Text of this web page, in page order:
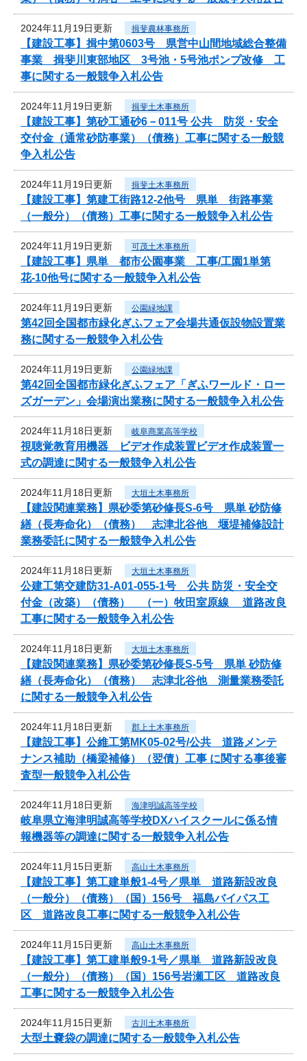
2024年11月19日更新 揖斐農林事務所
【建設工事】揖中第0603号 県営中山間地域総合整備
事業 揖斐川東部地区 3号池・5号池ポンプ改修 工
事に関する一般競争入札公告
2024年11月19日更新 揖斐土木事務所
【建設工事】第砂工通砂6－011号 公共 防災・安全
交付金（通常砂防事業）（債務）工事に関する一般競
争入札公告
2024年11月19日更新 揖斐土木事務所
【建設工事】第建工街路12-2他号 県単 街路事業
（一般分）（債務）工事に関する一般競争入札公告
2024年11月19日更新 可茂土木事務所
【建設工事】県単 都市公園事業 工事/工園1単第
花-10他号に関する一般競争入札公告
2024年11月19日更新 公園緑地課
第42回全国都市緑化ぎふフェア会場共通仮設物設置業
務に関する一般競争入札公告
2024年11月19日更新 公園緑地課
第42回全国都市緑化ぎふフェア「ぎふワールド・ロー
ズガーデン」会場演出業務に関する一般競争入札公告
2024年11月18日更新 岐阜商業高等学校
視聴覚教育用機器 ビデオ作成装置ビデオ作成装置一
式の調達に関する一般競争入札公告
2024年11月18日更新 大垣土木事務所
【建設関連業務】県砂委第砂修長S-6号 県単 砂防修
繕（長寿命化）（債務） 志津北谷他 堰堤補修設計
業務委託に関する一般競争入札公告
2024年11月18日更新 大垣土木事務所
公建工第交建防31-A01-055-1号 公共 防災・安全交
付金（改築）（債務） （一）牧田室原線 道路改良
工事に関する一般競争入札公告
2024年11月18日更新 大垣土木事務所
【建設関連業務】県砂委第砂修長S-5号 県単 砂防修
繕（長寿命化）（債務） 志津北谷他 測量業務委託
に関する一般競争入札公告
2024年11月18日更新 郡上土木事務所
【建設工事】公維工第MK05-02号/公共 道路メンテ
ナンス補助（橋梁補修）（翌債）工事 に関する事後審
査型一般競争入札公告
2024年11月18日更新 海津明誠高等学校
岐阜県立海津明誠高等学校DXハイスクールに係る情
報機器等の調達に関する一般競争入札公告
2024年11月15日更新 高山土木事務所
【建設工事】第工建単般1-4号／県単 道路新設改良
（一般分）（債務）（国）156号 福島バイパス工
区 道路改良工事に関する一般競争入札公告
2024年11月15日更新 高山土木事務所
【建設工事】第工建単般9-1号／県単 道路新設改良
（一般分）（債務）（国）156号岩瀬工区 道路改良
工事に関する一般競争入札公告
2024年11月15日更新 古川土木事務所
大型土嚢袋の調達に関する一般競争入札公告